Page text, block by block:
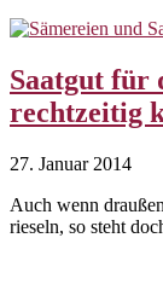
Saatgut für
rechtzeitig
27. Januar 2014
Auch wenn
rieseln, so steht